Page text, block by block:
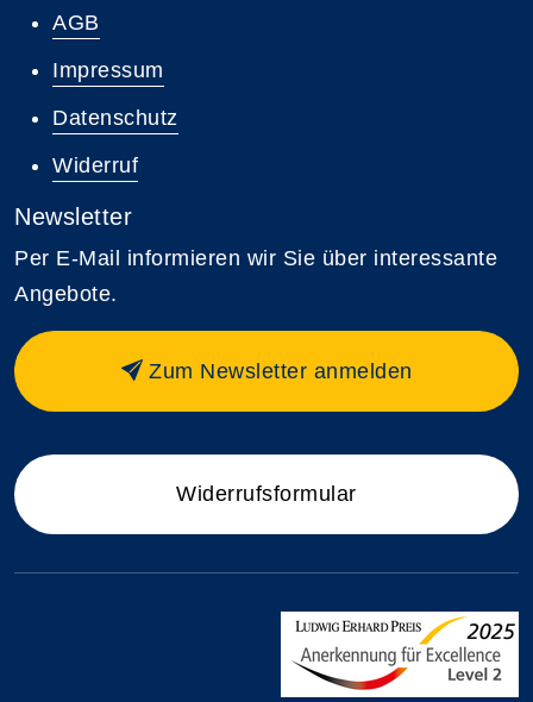
AGB
Impressum
Datenschutz
Widerruf
Newsletter
Per E-Mail informieren wir Sie über interessante
Angebote.
Zum Newsletter anmelden
Widerrufsformular